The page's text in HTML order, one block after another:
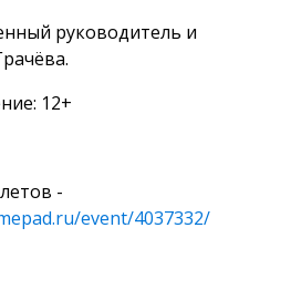
руководитель и
12+
-
event/4037332/